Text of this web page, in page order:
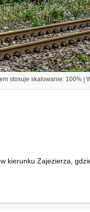
stosuje skalowanie: 100% |
kierunku Zajezierza,